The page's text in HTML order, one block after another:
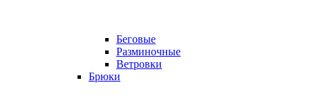
Беговые
Разминочные
Ветровки
Брюки